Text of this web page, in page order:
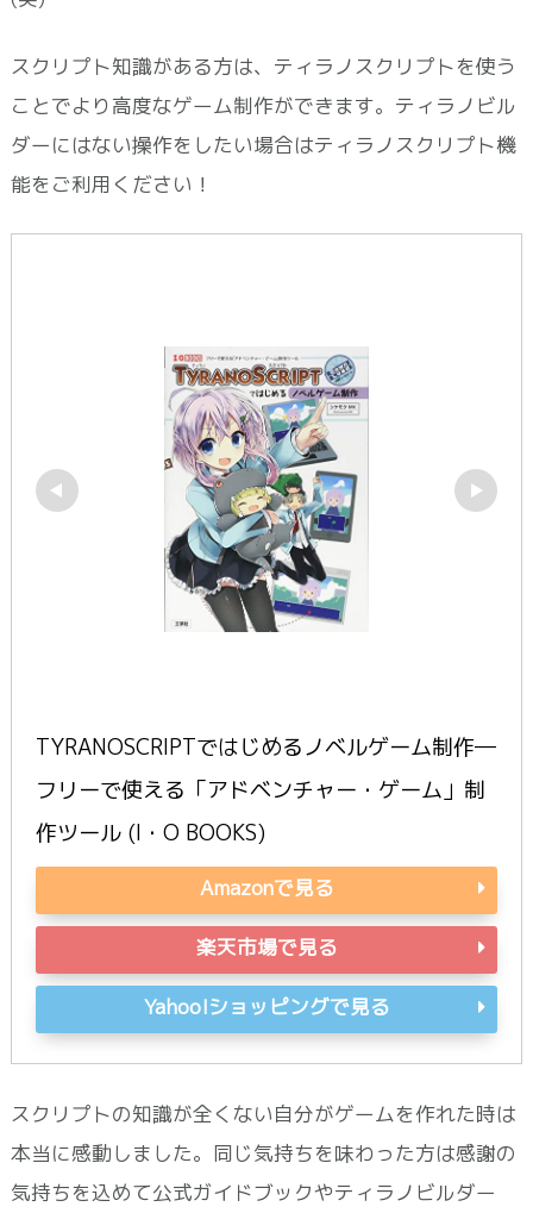
スクリプト知識がある方は、ティラノスクリプトを使う
ことでより高度なゲーム制作ができます。ティラノビル
ダーにはない操作をしたい場合はティラノスクリプト機
能をご利用ください！
TYRANOSCRIPTではじめるノベルゲーム制作―
フリーで使える「アドベンチャー・ゲーム」制
作ツール (I・O BOOKS)
Amazonで見る
楽天市場で見る
Yahoo!ショッピングで見る
スクリプトの知識が全くない自分がゲームを作れた時は
本当に感動しました。同じ気持ちを味わった方は感謝の
気持ちを込めて公式ガイドブックやティラノビルダー